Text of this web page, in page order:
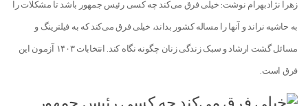
زهرا نژادبهرام نوشت: خیلی فرق می‌کند چه کسی رئیس جمهور باشد تا مشکلات را
به حاشیه نراند و آنها را مساله کشور بداند، خیلی فرق می‌کند که به فیلترینگ و
مسائل گشت ارشاد و سبک زندگی زنان چگونه نگاه کند. انتخابات ۱۴۰۳ آزمون این
فرق است.